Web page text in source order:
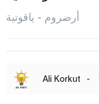
كوبري كوي
أرضروم - ياقوتية
Ali Korkut -